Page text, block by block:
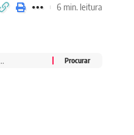
6 min. leitura